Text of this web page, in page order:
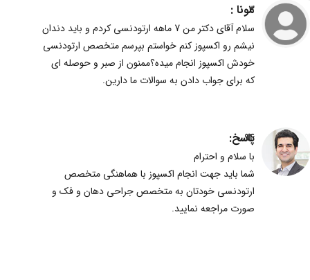
مونا :
سلام آقای دکتر من 7 ماهه ارتودنسی کردم و باید دندان
نیشم رو اکسپوز کنم خواستم بپرسم متخصص ارتودنسی
خودش اکسپوز انجام میده؟ممنون از صبر و حوصله ای
که برای جواب دادن به سوالات ما دارین.
3
پاسخ:
با سلام و احترام
شما باید جهت انجام اکسپوز با هماهنگی متخصص
ارتودنسی خودتان به متخصص جراحی دهان و فک و
صورت مراجعه نمایید.
94